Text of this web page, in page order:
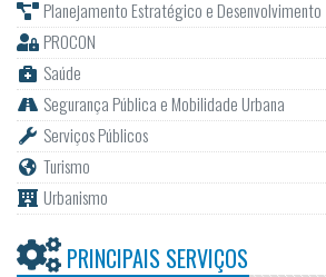
Planejamento Estratégico e Desenvolvimento
PROCON
Saúde
Segurança Pública e Mobilidade Urbana
Serviços Públicos
Turismo
Urbanismo
PRINCIPAIS SERVIÇOS